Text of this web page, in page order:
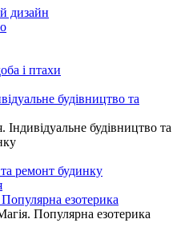
дизайн
і птахи
будівництво та
будівництво та
ремонт будинку
езотерика
Популярна езотерика